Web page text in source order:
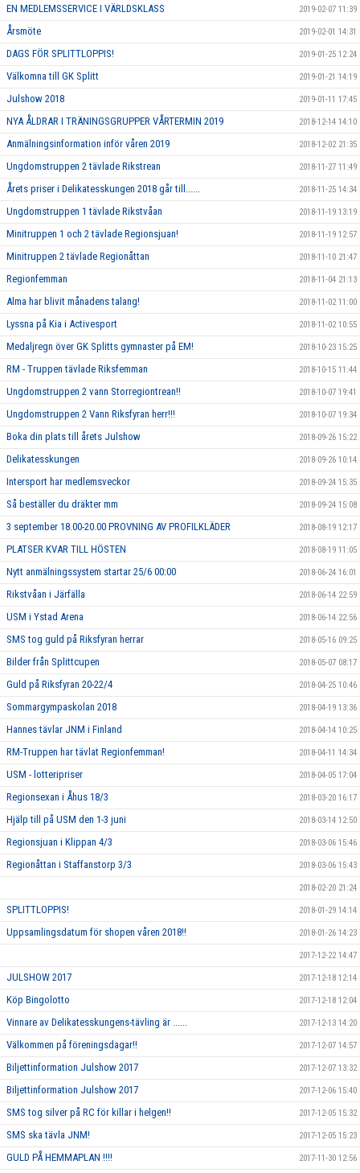
EN MEDLEMSSERVICE I VÄRLDSKLASS 2019-02-07 11:39
Årsmöte 2019-02-01 14:31
DAGS FÖR SPLITTLOPPIS! 2019-01-25 12:24
Välkomna till GK Splitt 2019-01-21 14:19
Julshow 2018 2019-01-11 17:45
NYA ÅLDRAR I TRÄNINGSGRUPPER VÅRTERMIN 2019 2018-12-14 14:10
Anmälningsinformation inför våren 2019 2018-12-02 21:35
Ungdomstruppen 2 tävlade Rikstrean 2018-11-27 11:49
Årets priser i Delikatesskungen 2018 går till...... 2018-11-25 14:34
Ungdomstruppen 1 tävlade Rikstvåan 2018-11-19 13:19
Minitruppen 1 och 2 tävlade Regionsjuan! 2018-11-19 12:57
Minitruppen 2 tävlade Regionåttan 2018-11-10 21:47
Regionfemman 2018-11-04 21:13
Alma har blivit månadens talang! 2018-11-02 11:00
Lyssna på Kia i Activesport 2018-11-02 10:55
Medaljregn över GK Splitts gymnaster på EM! 2018-10-23 15:25
RM - Truppen tävlade Riksfemman 2018-10-15 11:44
Ungdomstruppen 2 vann Storregiontrean!! 2018-10-07 19:41
Ungdomstruppen 2 Vann Riksfyran herr!!! 2018-10-07 19:34
Boka din plats till årets Julshow 2018-09-26 15:22
Delikatesskungen 2018-09-26 10:14
Intersport har medlemsveckor 2018-09-24 15:35
Så beställer du dräkter mm 2018-09-24 15:08
3 september 18.00-20.00 PROVNING AV PROFILKLÄDER 2018-08-19 12:17
PLATSER KVAR TILL HÖSTEN 2018-08-19 11:05
Nytt anmälningssystem startar 25/6 00:00 2018-06-24 16:01
Rikstvåan i Järfälla 2018-06-14 22:59
USM i Ystad Arena 2018-06-14 22:56
SMS tog guld på Riksfyran herrar 2018-05-16 09:25
Bilder från Splittcupen 2018-05-07 08:17
Guld på Riksfyran 20-22/4 2018-04-25 10:46
Sommargympaskolan 2018 2018-04-19 13:36
Hannes tävlar JNM i Finland 2018-04-14 10:25
RM-Truppen har tävlat Regionfemman! 2018-04-11 14:34
USM - lotteripriser 2018-04-05 17:04
Regionsexan i Åhus 18/3 2018-03-20 16:17
Hjälp till på USM den 1-3 juni 2018-03-14 12:50
Regionsjuan i Klippan 4/3 2018-03-06 15:46
Regionåttan i Staffanstorp 3/3 2018-03-06 15:43
2018-02-20 21:24
SPLITTLOPPIS! 2018-01-29 14:14
Uppsamlingsdatum för shopen våren 2018!! 2018-01-26 14:23
2017-12-22 14:47
JULSHOW 2017 2017-12-18 12:14
Köp Bingolotto 2017-12-18 12:04
Vinnare av Delikatesskungens-tävling är ...... 2017-12-13 14:20
Välkommen på föreningsdagar!! 2017-12-07 14:57
Biljettinformation Julshow 2017 2017-12-07 13:32
Biljettinformation Julshow 2017 2017-12-06 15:40
SMS tog silver på RC för killar i helgen!! 2017-12-05 15:32
SMS ska tävla JNM! 2017-12-05 15:23
GULD PÅ HEMMAPLAN !!!! 2017-11-30 12:56